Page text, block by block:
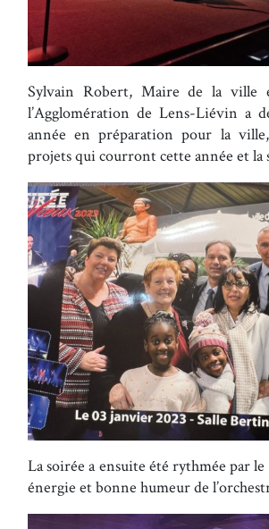
Sylvain Robert, Maire de la ville
l’Agglomération de Lens-Liévin a
année en préparation pour la
projets qui courront cette année et la
La soirée a ensuite été rythmée par
énergie et bonne humeur de